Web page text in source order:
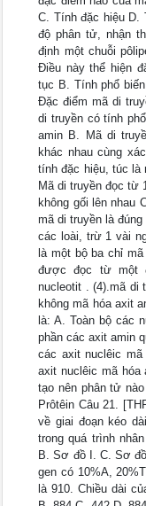
C. Tính đặc hiệu D.
độ phân tử, nhận
định một chuỗi
Điều này thể hiện
tục B. Tính phổ
Đặc điểm mã di
di truyền có tính
amin B. Mã di
khác nhau cùng
tính đặc hiệu, túc là
Mã di truyền đọc từ
không gối lên nhau
mã di truyền là
các loài, trừ 1 vài
là một bộ ba chỉ
được đọc từ một
nucleotit . (4).mã di
không mã hóa axit
là: A. Toàn bộ các
phần các axit amin
các axit nuclêic
axit nuclêic mã hóa
tạo nên phân tử
Prôtêin Câu 21.
về giai đoạn kéo
trong quá trình
B. Sơ đồ I. C. Sơ
gen có 10%A,
là 910. Chiều dài